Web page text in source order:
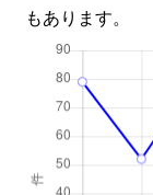
もあります。